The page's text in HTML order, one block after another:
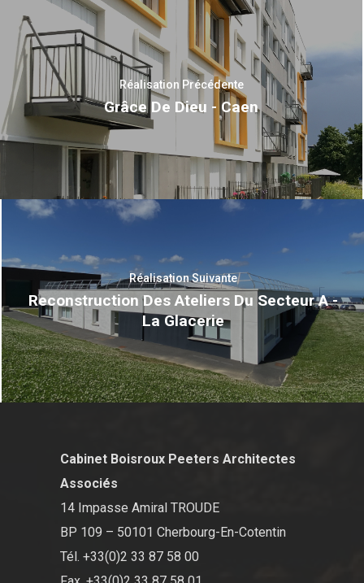
Réalisation Précédente
Grâce De Dieu - Caen
Réalisation Suivante
Reconstruction Des Ateliers Du Secteur A -
La Glacerie
Cabinet Boisroux Peeters Architectes
Associés
14 Impasse Amiral TROUDE
BP 109 – 50101 Cherbourg-En-Cotentin
Tél. +33(0)2 33 87 58 00